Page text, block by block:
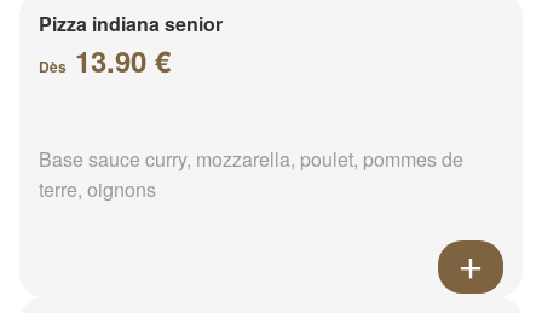
Pizza indiana senior
Dès 13.90 €
Base sauce curry, mozzarella, poulet, pommes de
terre, oignons